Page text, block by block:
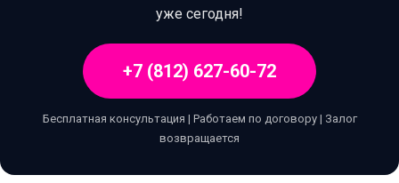
уже сегодня!
+7 (812) 627-60-72
Бесплатная консультация | Работаем по договору | Залог
возвращается